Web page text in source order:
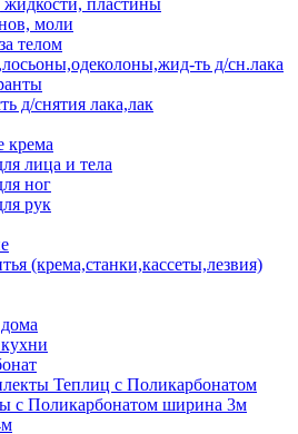
моли
телом
ть д/сн.лака
д/снятия лака,лак
крема
лица и тела
ног
рук
(крема,станки,кассеты,лезвия)
Теплиц с Поликарбонатом
с Поликарбонатом ширина 3м